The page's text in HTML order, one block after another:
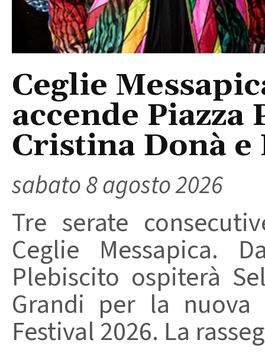
Ceglie
accende
Cristina Donà
sabato 8 agosto 2026
Tre serate
Ceglie Messapica.
Plebiscito ospiterà
Grandi per la
Festival 2026. La